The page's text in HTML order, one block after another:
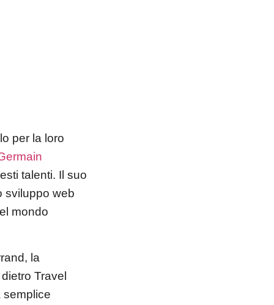
per la loro
talenti. Il suo
sviluppo web
mondo
la
Travel
semplice